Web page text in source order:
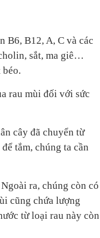
B6, B12, A, C và các
sắt, ma giê…
rau mùi đối với sức
cây đã chuyển từ
tắm, chúng ta cần
ra, chúng còn có
cũng chứa lượng
từ loại rau này còn